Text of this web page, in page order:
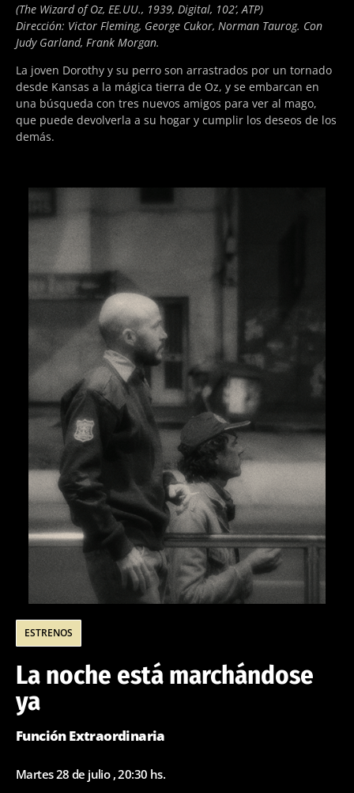
(The Wizard of Oz, EE.UU., 1939, Digital, 102’, ATP)
Dirección: Victor Fleming, George Cukor, Norman Taurog. Con
Judy Garland, Frank Morgan.
La joven Dorothy y su perro son arrastrados por un tornado
desde Kansas a la mágica tierra de Oz, y se embarcan en
una búsqueda con tres nuevos amigos para ver al mago,
que puede devolverla a su hogar y cumplir los deseos de los
demás.
ESTRENOS
La noche está marchándose
ya
Función Extraordinaria
Martes 28 de julio , 20:30 hs.